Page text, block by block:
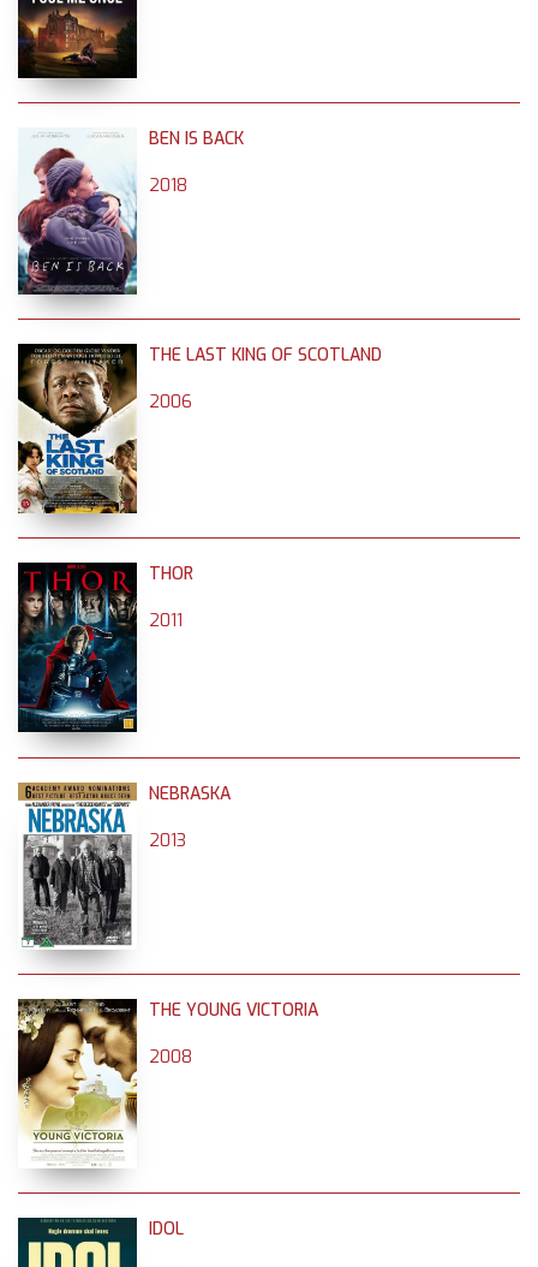
BEN IS BACK
2018
THE LAST KING OF SCOTLAND
2006
THOR
2011
NEBRASKA
2013
THE YOUNG VICTORIA
2008
IDOL